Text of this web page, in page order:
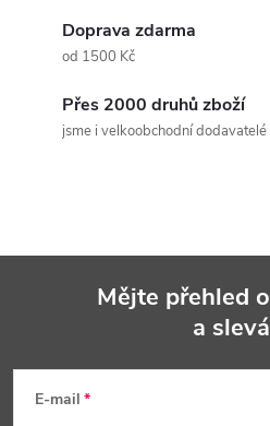
y
Doprava zdarma
od 1500 Kč
Přes 2000 druhů zboží
jsme i velkoobchodní dodavatelé
Mějte přehled
a
E-mail